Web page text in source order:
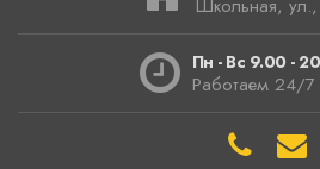
Школьная,
Пн - Вс 9.00 -
Работаем 24/7